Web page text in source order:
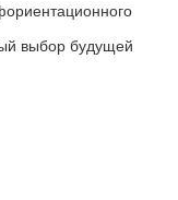
выбор будущей